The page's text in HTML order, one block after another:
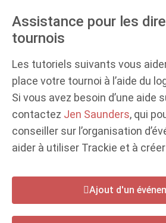
Assistance pour les
tournois
Les tutoriels suivants vous
place votre tournoi à l’aide du
Si vous avez besoin d’une aide
contactez Jen Saunders, qui
conseiller sur l’organisation
aider à utiliser Trackie et à
Ajout d'un